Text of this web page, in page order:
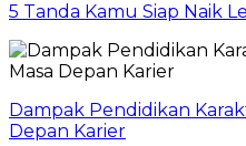
5 Tanda Kamu Siap Naik
Dampak Pendidikan
Depan Karier